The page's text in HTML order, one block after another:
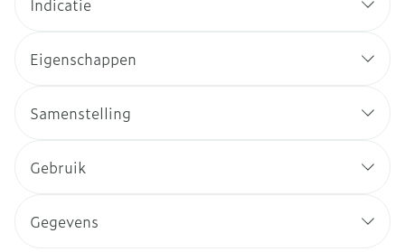
Indicatie
Eigenschappen
Samenstelling
Gebruik
Gegevens